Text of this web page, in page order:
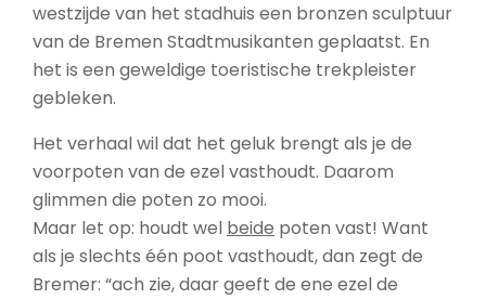
westzijde van het stadhuis een bronzen sculptuur
van de Bremen Stadtmusikanten geplaatst. En
het is een geweldige toeristische trekpleister
gebleken.
Het verhaal wil dat het geluk brengt als je de
voorpoten van de ezel vasthoudt. Daarom
glimmen die poten zo mooi.
Maar let op: houdt wel beide poten vast! Want
als je slechts één poot vasthoudt, dan zegt de
Bremer: “ach zie, daar geeft de ene ezel de